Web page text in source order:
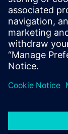
지금 eBook을
우수성을 실현
나가는 방법을
공유